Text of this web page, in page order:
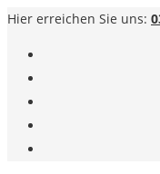
Hier erreichen Sie uns: